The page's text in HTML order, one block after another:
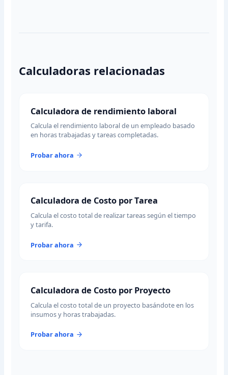
Calculadoras relacionadas
Calculadora de rendimiento laboral
Calcula el rendimiento laboral de un empleado basado
en horas trabajadas y tareas completadas.
Probar ahora
Calculadora de Costo por Tarea
Calcula el costo total de realizar tareas según el tiempo
y tarifa.
Probar ahora
Calculadora de Costo por Proyecto
Calcula el costo total de un proyecto basándote en los
insumos y horas trabajadas.
Probar ahora